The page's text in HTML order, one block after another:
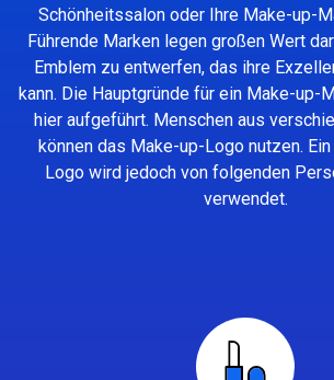
Schönheitssalon oder Ihre Make-up-
Führende Marken legen großen Wert
Emblem zu entwerfen, das ihre
kann. Die Hauptgründe für ein Make-up-
hier aufgeführt. Menschen aus
können das Make-up-Logo nutzen.
Logo wird jedoch von folgenden
verwendet.